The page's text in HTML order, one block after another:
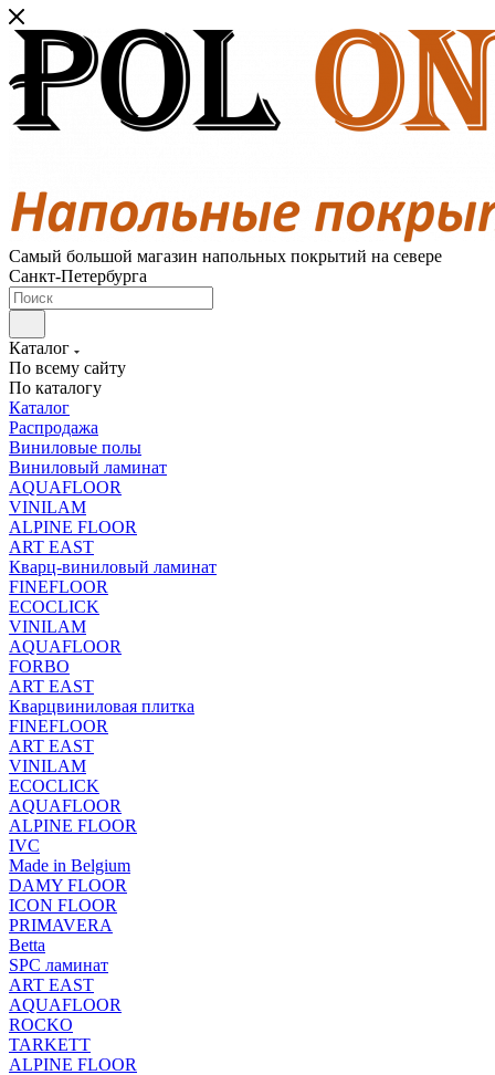
Самый большой магазин напольных покрытий на севере
Санкт-Петербурга
Каталог
По всему сайту
По каталогу
Каталог
Распродажа
Виниловые полы
Виниловый ламинат
AQUAFLOOR
VINILAM
ALPINE FLOOR
ART EAST
Кварц-виниловый ламинат
FINEFLOOR
ECOCLICK
VINILAM
AQUAFLOOR
FORBO
ART EAST
Кварцвиниловая плитка
FINEFLOOR
ART EAST
VINILAM
ECOCLICK
AQUAFLOOR
ALPINE FLOOR
IVC
Made in Belgium
DAMY FLOOR
ICON FLOOR
PRIMAVERA
Betta
SPC ламинат
ART EAST
AQUAFLOOR
ROCKO
TARKETT
ALPINE FLOOR